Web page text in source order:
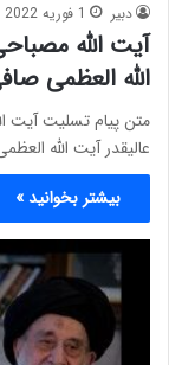
دبیر 1 فوریه 2022
آیت الله
الله العظمی
متن پیام تسلیت آیت
عالیقدر آیت الله
بیشتر بخوانید »